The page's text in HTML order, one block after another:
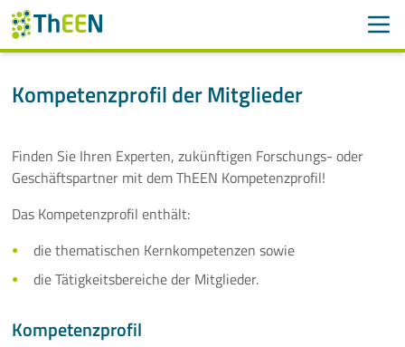
Suche
Navigation überspringen
Services
Mitglieder
Mitglieder A-Z
Kompetenzprofil der Mitglieder
Finden Sie Ihren Experten, zukünftigen Forschungs- oder
Geschäftspartner mit dem ThEEN Kompetenzprofil!
Das Kompetenzprofil enthält:
die thematischen Kernkompetenzen sowie
die Tätigkeitsbereiche der Mitglieder.
Kompetenzprofil